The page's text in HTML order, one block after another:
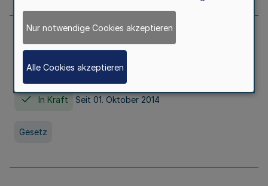
Gesetz über die Hochschulen des Landes
Nordrhein-Westfalen (Hochschulgesetz -
HG)
In Kraft Seit 01. Oktober 2014
Gesetz
Nur notwendige Cookies akzeptieren
Alle Cookies akzeptieren